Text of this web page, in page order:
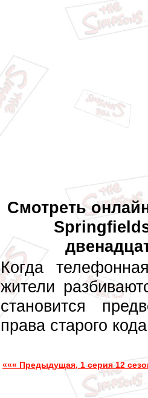
Смотреть
Когда
жители
становится
права старого
««« Предыдущая, 1 серия 12